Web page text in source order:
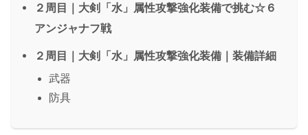
２周目｜大剣「水」属性攻撃強化装備で挑む☆６
アンジャナフ戦
２周目｜大剣「水」属性攻撃強化装備｜装備詳細
武器
防具